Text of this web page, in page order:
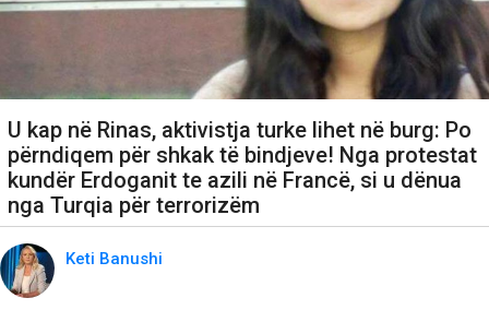
U kap në Rinas, aktivistja turke lihet në burg: Po
përndiqem për shkak të bindjeve! Nga protestat
kundër Erdoganit te azili në Francë, si u dënua
nga Turqia për terrorizëm
Keti Banushi